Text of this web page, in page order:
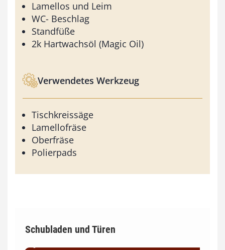
Lamellos und Leim
WC- Beschlag
Standfüße
2k Hartwachsöl (Magic Oil)
Verwendetes Werkzeug
Tischkreissäge
Lamellofräse
Oberfräse
Polierpads
Schubladen und Türen